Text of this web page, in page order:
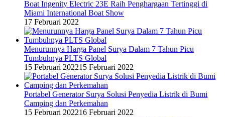
Boat Ingenity Electric 23E Raih Penghargaan Tertinggi di
Miami International Boat Show
17 Februari 2022
Menurunnya Harga Panel Surya Dalam 7 Tahun Picu
Tumbuhnya PLTS Global
15 Februari 202215 Februari 2022
Portabel Generator Surya Solusi Penyedia Listrik di Bumi
Camping dan Perkemahan
15 Februari 202216 Februari 2022